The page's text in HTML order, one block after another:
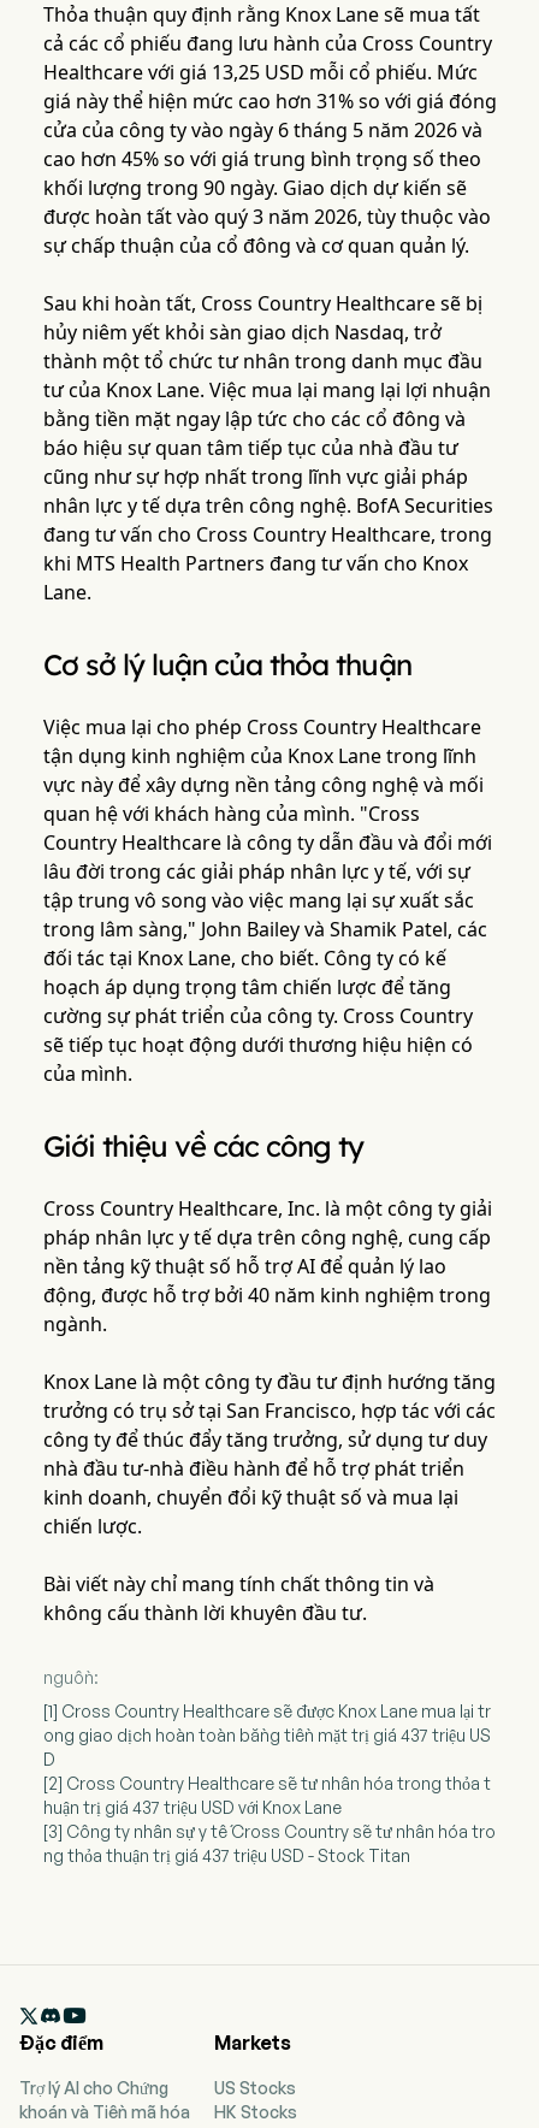
Thỏa thuận quy định rằng Knox Lane sẽ mua tất
cả các cổ phiếu đang lưu hành của Cross Country
Healthcare với giá 13,25 USD mỗi cổ phiếu. Mức
giá này thể hiện mức cao hơn 31% so với giá đóng
cửa của công ty vào ngày 6 tháng 5 năm 2026 và
cao hơn 45% so với giá trung bình trọng số theo
khối lượng trong 90 ngày. Giao dịch dự kiến sẽ
được hoàn tất vào quý 3 năm 2026, tùy thuộc vào
sự chấp thuận của cổ đông và cơ quan quản lý.
Sau khi hoàn tất, Cross Country Healthcare sẽ bị
hủy niêm yết khỏi sàn giao dịch Nasdaq, trở
thành một tổ chức tư nhân trong danh mục đầu
tư của Knox Lane. Việc mua lại mang lại lợi nhuận
bằng tiền mặt ngay lập tức cho các cổ đông và
báo hiệu sự quan tâm tiếp tục của nhà đầu tư
cũng như sự hợp nhất trong lĩnh vực giải pháp
nhân lực y tế dựa trên công nghệ. BofA Securities
đang tư vấn cho Cross Country Healthcare, trong
khi MTS Health Partners đang tư vấn cho Knox
Lane.
Cơ sở lý luận của thỏa thuận
Việc mua lại cho phép Cross Country Healthcare
tận dụng kinh nghiệm của Knox Lane trong lĩnh
vực này để xây dựng nền tảng công nghệ và mối
quan hệ với khách hàng của mình. "Cross
Country Healthcare là công ty dẫn đầu và đổi mới
lâu đời trong các giải pháp nhân lực y tế, với sự
tập trung vô song vào việc mang lại sự xuất sắc
trong lâm sàng," John Bailey và Shamik Patel, các
đối tác tại Knox Lane, cho biết. Công ty có kế
hoạch áp dụng trọng tâm chiến lược để tăng
cường sự phát triển của công ty. Cross Country
sẽ tiếp tục hoạt động dưới thương hiệu hiện có
của mình.
Giới thiệu về các công ty
Cross Country Healthcare, Inc. là một công ty giải
pháp nhân lực y tế dựa trên công nghệ, cung cấp
nền tảng kỹ thuật số hỗ trợ AI để quản lý lao
động, được hỗ trợ bởi 40 năm kinh nghiệm trong
ngành.
Knox Lane là một công ty đầu tư định hướng tăng
trưởng có trụ sở tại San Francisco, hợp tác với các
công ty để thúc đẩy tăng trưởng, sử dụng tư duy
nhà đầu tư-nhà điều hành để hỗ trợ phát triển
kinh doanh, chuyển đổi kỹ thuật số và mua lại
chiến lược.
Bài viết này chỉ mang tính chất thông tin và
không cấu thành lời khuyên đầu tư.
nguồn:
[1] Cross Country Healthcare sẽ được Knox Lane mua lại tr
ong giao dịch hoàn toàn bằng tiền mặt trị giá 437 triệu US
D
[2] Cross Country Healthcare sẽ tư nhân hóa trong thỏa t
huận trị giá 437 triệu USD với Knox Lane
[3] Công ty nhân sự y tế Cross Country sẽ tư nhân hóa tro
ng thỏa thuận trị giá 437 triệu USD - Stock Titan

Đặc điểm
Trợ lý AI cho Chứng
khoán và Tiền mã hóa
Markets
US Stocks
HK Stocks